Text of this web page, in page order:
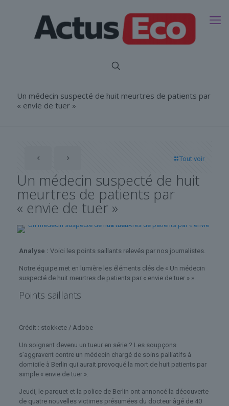
Un médecin suspecté de huit meurtres de patients par
« envie de tuer »
Tout voir
Un médecin suspecté de huit
meurtres de patients par
« envie de tuer »
Analyse : Voici les points saillants relevés par nos journalistes.
Notre équipe met en lumière les éléments clés de « Un médecin
suspecté de huit meurtres de patients par « envie de tuer » ».
Points saillants
Crédit : stokkete / Adobe
Un soignant devenu un tueur en série ? Les soupçons
s’aggravent contre un médecin chargé de soins palliatifs à
domicile à Berlin qui aurait provoqué la mort de huit patients par
simple « envie de tuer ».
Jeudi, le parquet et la police de Berlin ont annoncé la découverte
de quatre nouvelles victimes présumées du docteur âgé de 40